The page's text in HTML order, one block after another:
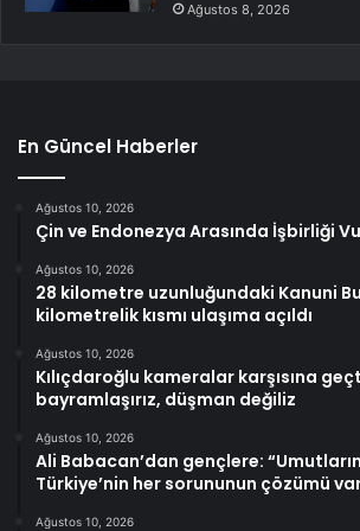
Ağustos 8, 2026
En Güncel Haberler
Ağustos 10, 2026
Çin ve Endonezya Arasında İşbirliği
Ağustos 10, 2026
28 kilometre uzunluğundaki Kanuni
kilometrelik kısmı ulaşıma açıldı
Ağustos 10, 2026
Kılıçdaroğlu kameralar karşısına
bayramlaşırız, düşman değiliz
Ağustos 10, 2026
Ali Babacan’dan gençlere:
Türkiye’nin her sorununun çözümü
Ağustos 10, 2026